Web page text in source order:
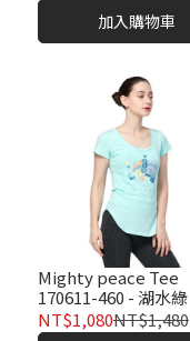
加入購物車
Mighty peace Tee
170611-460 - 湖水綠
NT$1,080NT$1,480